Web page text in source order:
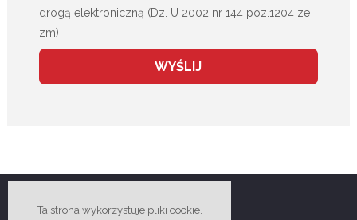
drogą elektroniczną (Dz. U 2002 nr 144 poz.1204 ze
zm)
Ta strona wykorzystuje pliki cookie.